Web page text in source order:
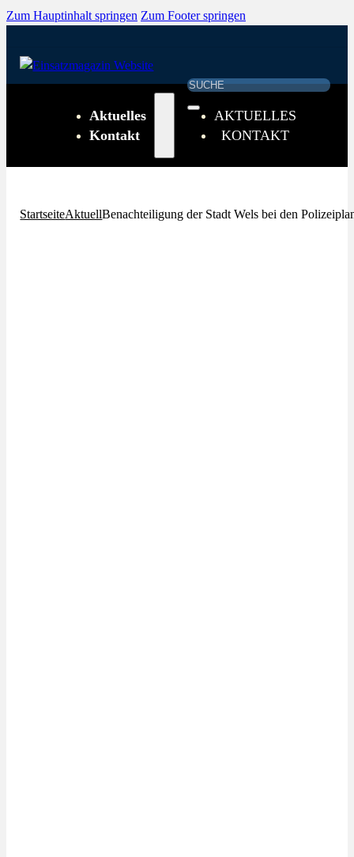
Zum Hauptinhalt springen Zum Footer springen
Suchen
Aktuelles
Kontakt
AKTUELLES
KONTAKT
StartseiteAktuellBenachteiligung der Stadt Wels bei den